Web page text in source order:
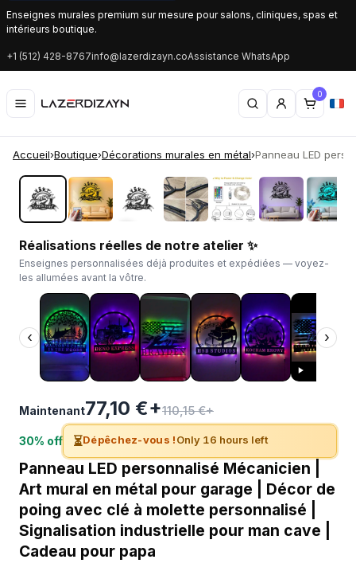
Enseignes murales premium sur mesure pour salons, cliniques, spas et
intérieurs boutique.
+1 (512) 428-8767info@lazerdizayn.coAssistance WhatsApp
0
Accueil›Boutique›Décorations murales en métal›Panneau LED
‹ ›
Réalisations réelles de notre atelier ✨
Enseignes personnalisées déjà produites et expédiées — voyez-
les allumées avant la vôtre.
‹ ›
Maintenant77,10 €+110,15 €+
30% off ⏳Dépêchez-vous !Only 16 hours left
Panneau LED personnalisé Mécanicien |
Art mural en métal pour garage | Décor de
poing avec clé à molette personnalisé |
Signalisation industrielle pour man cave |
Cadeau pour papa